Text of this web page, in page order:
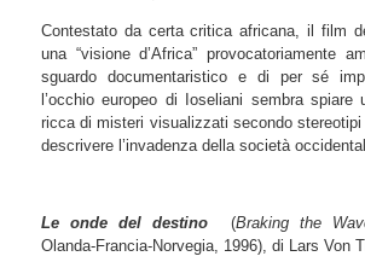
Contestato da certa critica africana, il film
una “visione d’Africa” provocatoriamente
sguardo documentaristico e di per sé
l’occhio europeo di Ioseliani sembra spiare
ricca di misteri visualizzati secondo
descrivere l’invadenza della società
Le onde del destino (Braking the
Olanda-Francia-Norvegia, 1996), di Lars Von